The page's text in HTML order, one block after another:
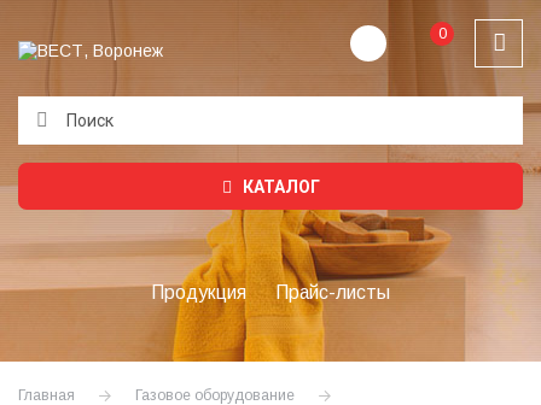
0
КАТАЛОГ
Продукция Прайс-листы
Главная Газовое оборудование